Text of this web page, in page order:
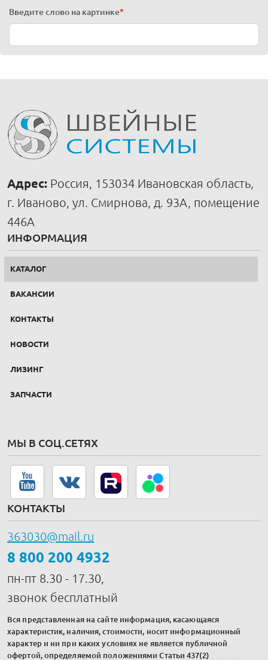
Введите слово на картинке*
Адрес: Россия, 153034 Ивановская область,
г. Иваново, ул. Смирнова, д. 93А, помещение
446А
ИНФОРМАЦИЯ
КАТАЛОГ
ВАКАНСИИ
КОНТАКТЫ
НОВОСТИ
ЛИЗИНГ
ЗАПЧАСТИ
МЫ В СОЦ.СЕТЯХ
КОНТАКТЫ
363030@mail.ru
8 800 200 4932
пн-пт 8.30 - 17.30,
звонок бесплатный
Вся представленная на сайте информация, касающаяся
характеристик, наличия, стоимости, носит информационный
характер и ни при каких условиях не является публичной
офертой, определяемой положениями Статьи 437(2)